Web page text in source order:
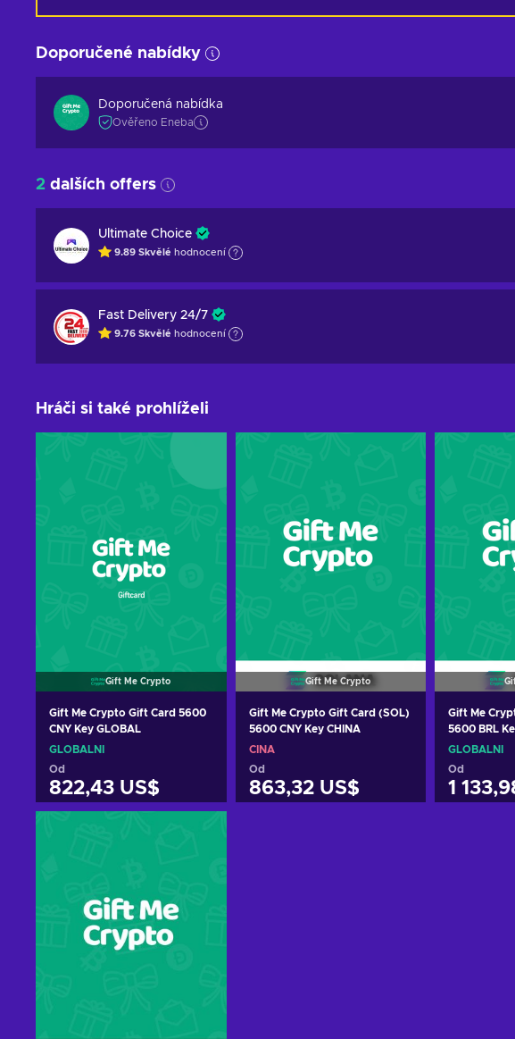
Doporučené nabídky
Doporučená nabídka
Ověřeno Eneba
2 dalších offers
Ultimate Choice
9.89 Skvělé hodnocení
Fast Delivery 24/7
9.76 Skvělé hodnocení
Hráči si také prohlíželi
Gift Me Crypto
Gift Me Crypto Gift Card 5600
CNY Key GLOBAL
GLOBÁLNÍ
Od
822,43 US$
Zobrazit nabídky
Gift Me Crypto
Gift Me Crypto Gift Card (SOL)
5600 CNY Key CHINA
ČÍNA
Od
863,32 US$
Gift Me
5600 BRL
GLOBÁLNÍ
Od
1